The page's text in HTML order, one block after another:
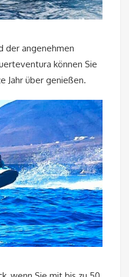
der angenehmen
können Sie
Jahr über genießen.